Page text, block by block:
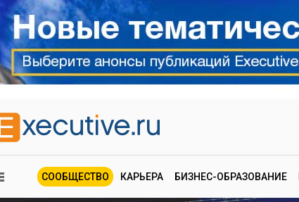
СООБЩЕСТВО КАРЬЕРА БИЗНЕС-ОБРАЗОВАНИЕ